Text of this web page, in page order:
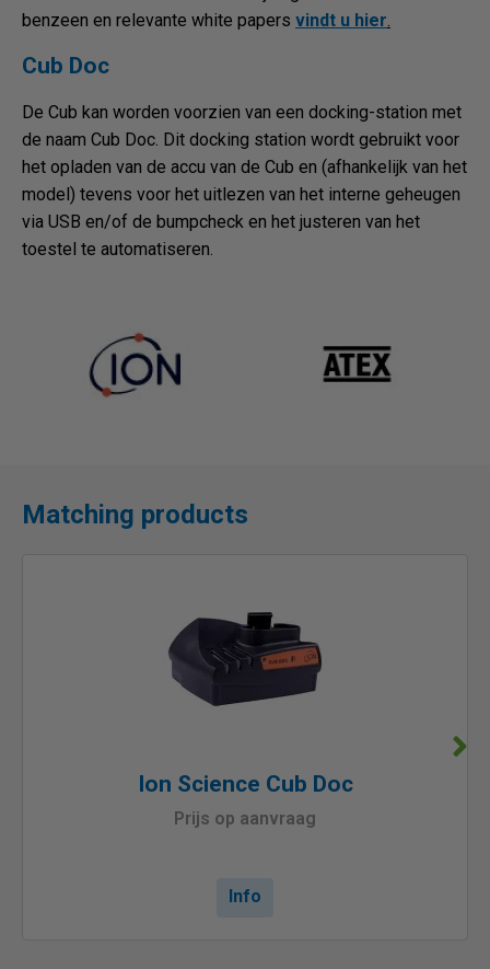
benzeen en relevante white papers vindt u hier
Cub Doc
De Cub kan worden voorzien van een docking-station met
de naam Cub Doc. Dit docking station wordt gebruikt voor
het opladen van de accu van de Cub en (afhankelijk van het
model) tevens voor het uitlezen van het interne geheugen
via USB en/of de bumpcheck en het justeren van het
toestel te automatiseren.
Matching products
Ion Science Cub Doc
Prijs op aanvraag
Info